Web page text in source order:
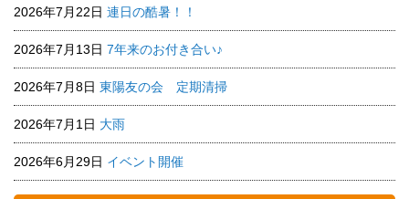
2026年7月22日 連日の酷暑！！
2026年7月13日 7年来のお付き合い♪
2026年7月8日 東陽友の会 定期清掃
2026年7月1日 大雨
2026年6月29日 イベント開催